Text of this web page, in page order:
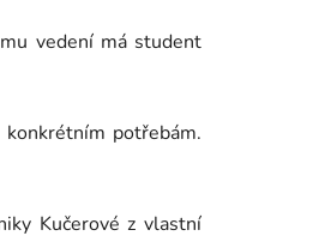
vedení má student
potřebám.
Kučerové z vlastní